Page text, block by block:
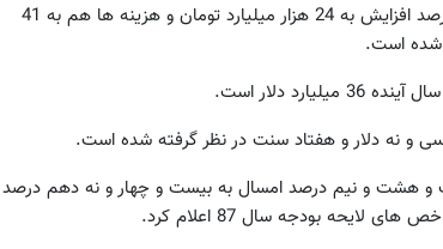
وی گفت: بخش تملک دارائیها یا عمرانی با 32 و 2 دهم درصد افزایش به 24 هزار میلیارد تومان و هزینه ها هم به 41
شده است.
دلار است.
و نه دلار و هفتاد سنت در نظر گرفته شده است.
و هشت و نیم درصد امسال به بیست و چهار و نه دهم درصد
بودجه سال 87 اعلام کرد.